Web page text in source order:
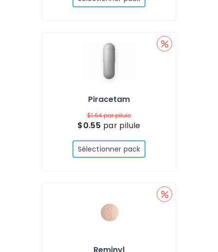
Piracetam
$1.64par pilule
$0.55 par pilule
Sélectionner pack